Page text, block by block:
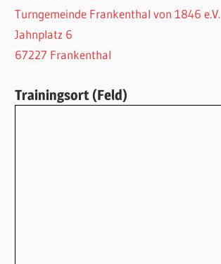
Turngemeinde Frankenthal von 1846 e.V.
Jahnplatz 6
67227 Frankenthal
Trainingsort (Feld)